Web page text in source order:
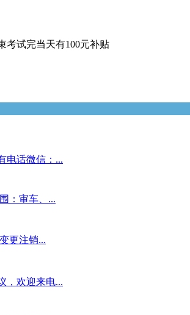
考试完当天有100元补贴
电话微信：...
：审车、...
更注销...
，欢迎来电...